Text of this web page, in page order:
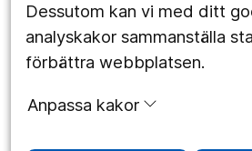
Dessutom kan vi med ditt
analyskakor sammanställa
förbättra webbplatsen.
Anpassa kakor
Följ oss
Facebook